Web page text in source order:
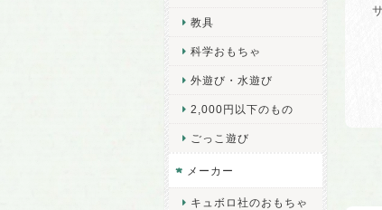
教具
科学おもちゃ
外遊び・水遊び
2,000円以下のもの
ごっこ遊び
メーカー
キュボロ社のおもちゃ